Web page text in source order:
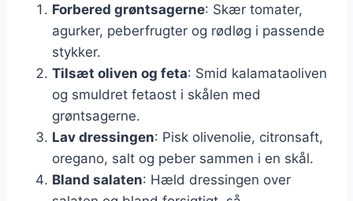
Forbered grøntsagerne: Skær tomater,
agurker, peberfrugter og rødløg i passende
stykker.
Tilsæt oliven og feta: Smid kalamataoliven
og smuldret fetaost i skålen med
grøntsagerne.
Lav dressingen: Pisk olivenolie, citronsaft,
oregano, salt og peber sammen i en skål.
Bland salaten: Hæld dressingen over